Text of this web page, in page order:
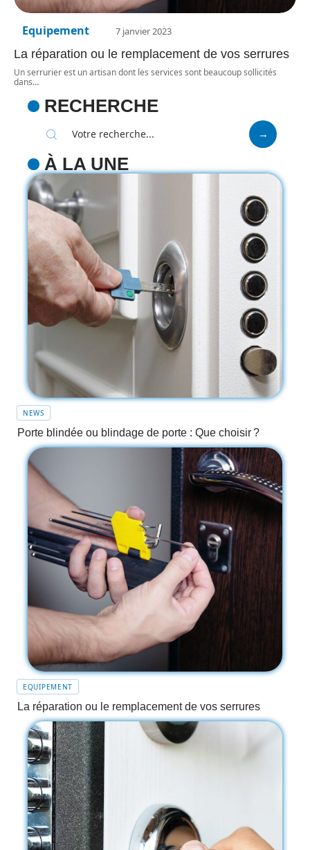
Equipement 7 janvier 2023
La réparation ou le remplacement de vos serrures
Un serrurier est un artisan dont les services sont beaucoup sollicités
dans…
RECHERCHE
À LA UNE
NEWS
Porte blindée ou blindage de porte : Que choisir ?
EQUIPEMENT
La réparation ou le remplacement de vos serrures